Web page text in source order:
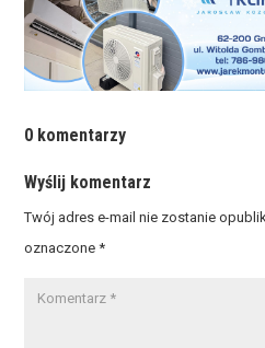
0 komentarzy
Wyślij komentarz
Twój adres e-mail nie zostanie
oznaczone*